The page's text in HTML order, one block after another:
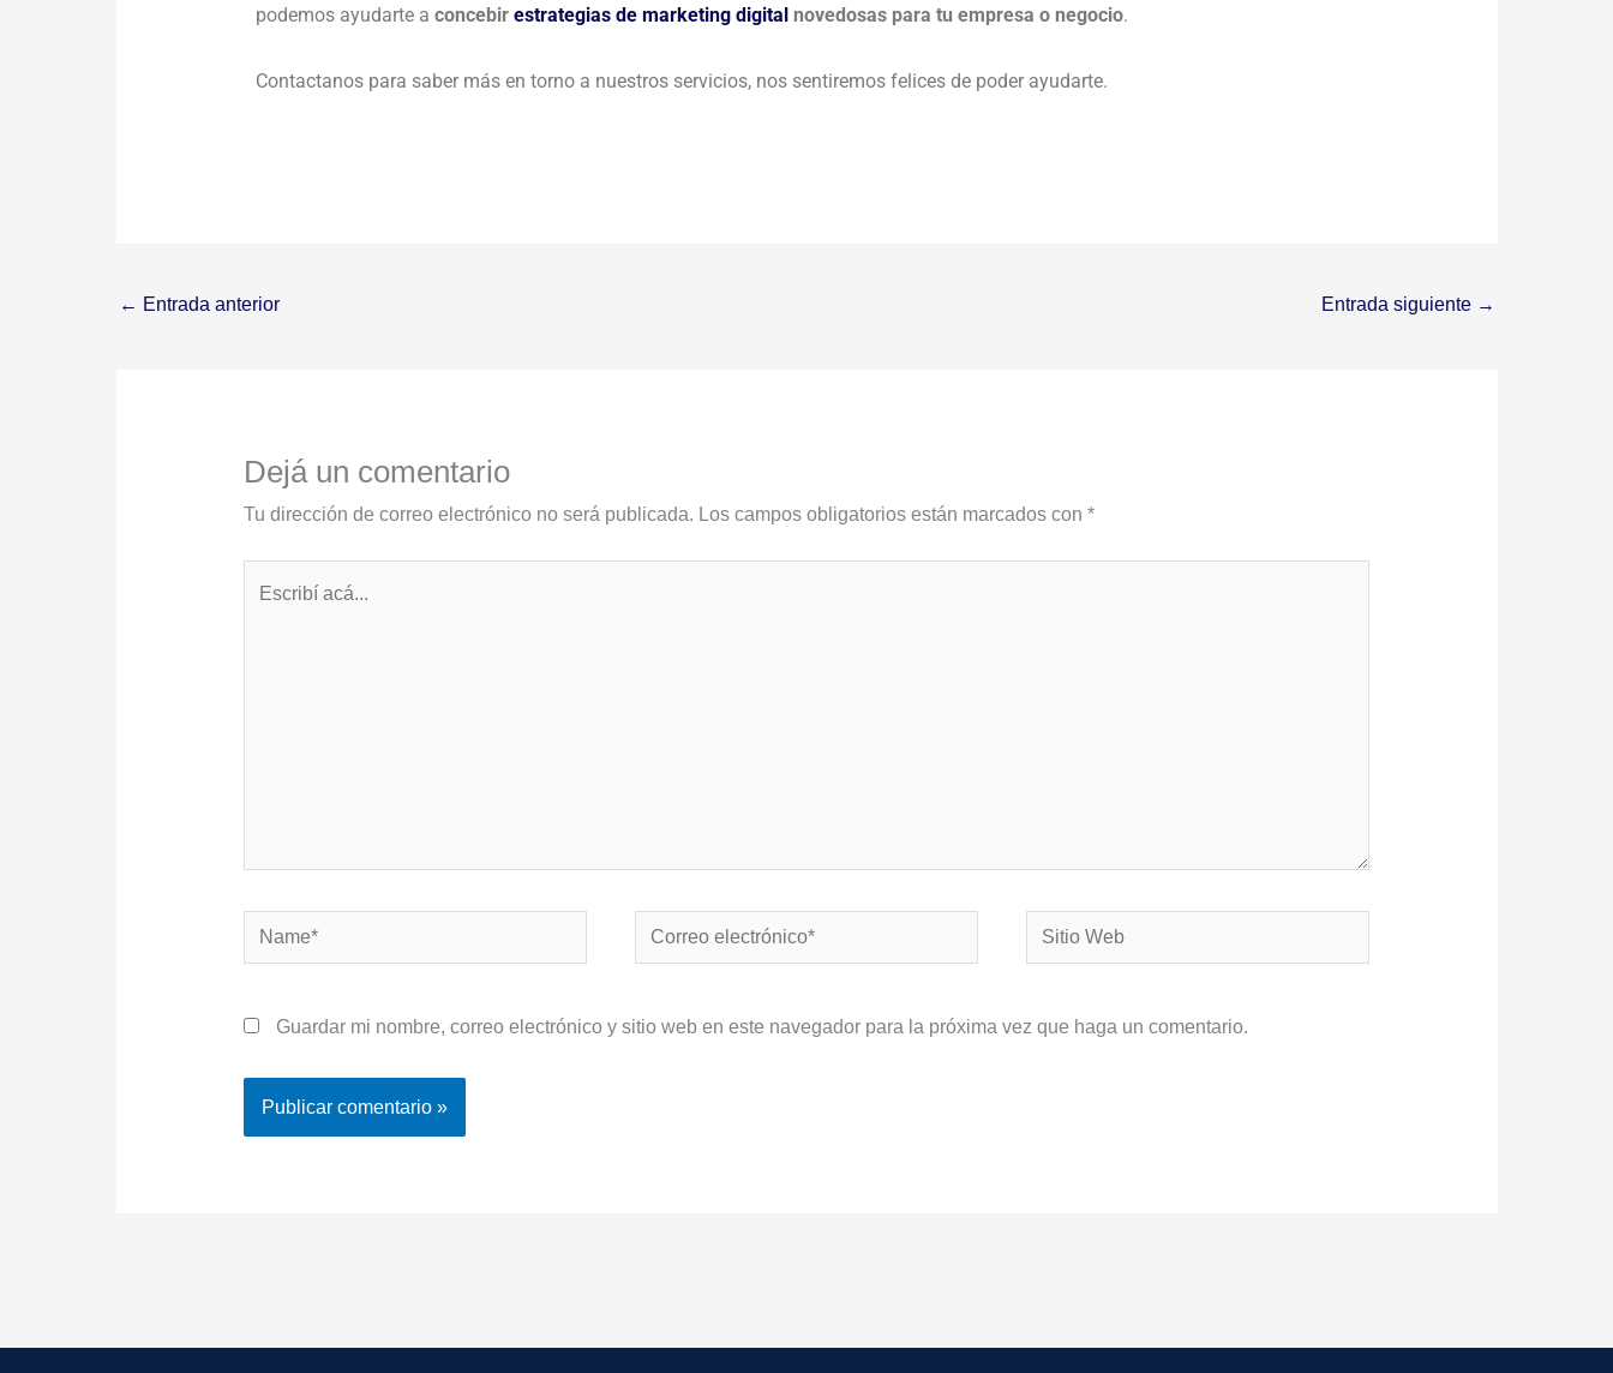
podemos ayudarte aconcebirestrategias de marketing digital novedosas para tu empresa o negocio.
Contactanos para saber más en torno a nuestros servicios, nos sentiremos felices de poder ayudarte.
← Entrada anterior Entrada siguiente →
Dejá un comentario
Tu dirección de correo electrónico no será publicada. Los campos obligatorios están marcados con*
Name*
Correo
electrónico*
Sitio
Web
Guardar mi nombre, correo electrónico y sitio web en este navegador para la próxima vez que haga un comentario.